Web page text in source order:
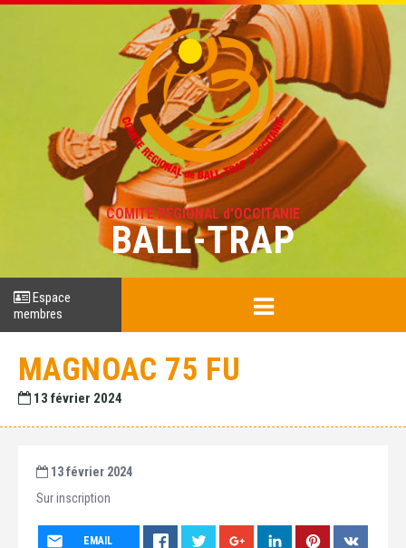
COMITÉ RÉGIONAL d'OCCITANIE
BALL-TRAP
Espace
membres
MAGNOAC 75 FU
13 février 2024
13 février 2024
Sur inscription
EMAIL